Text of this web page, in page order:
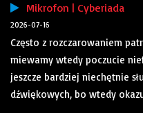
Mikrofon | Cyberiada
2026-07-16
Często z rozczarowaniem
miewamy wtedy poczucie
jeszcze bardziej niechętnie
dźwiękowych, bo wtedy